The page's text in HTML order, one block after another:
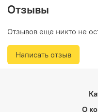
ваш праздник особенным.
Отзывы
Отзывов еще никто не
Написать отзыв
О